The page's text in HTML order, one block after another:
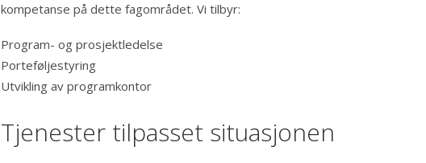
kompetanse på dette fagområdet. Vi tilbyr:
Program- og prosjektledelse
Porteføljestyring
Utvikling av programkontor
Tjenester tilpasset situasjonen